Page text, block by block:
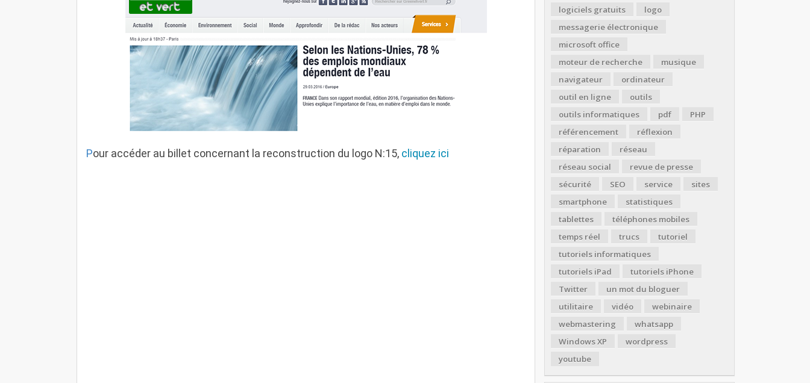
Pour accéder au billet concernant la reconstruction du logo N:15, cliquez ici
logiciels gratuits
logo
messagerie électronique
microsoft office
moteur de recherche
musique
navigateur
ordinateur
outil en ligne
outils
outils informatiques
pdf
PHP
référencement
réflexion
réparation
réseau
réseau social
revue de presse
sécurité
SEO service
sites
smartphone
statistiques
tablettes
téléphones mobiles
temps réel
trucs
tutoriel
tutoriels informatiques
tutoriels iPad
tutoriels iPhone
Twitter
un mot du bloguer
utilitaire
vidéo
webinaire
webmastering
whatsapp
Windows XP
wordpress
youtube